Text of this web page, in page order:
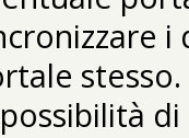
i